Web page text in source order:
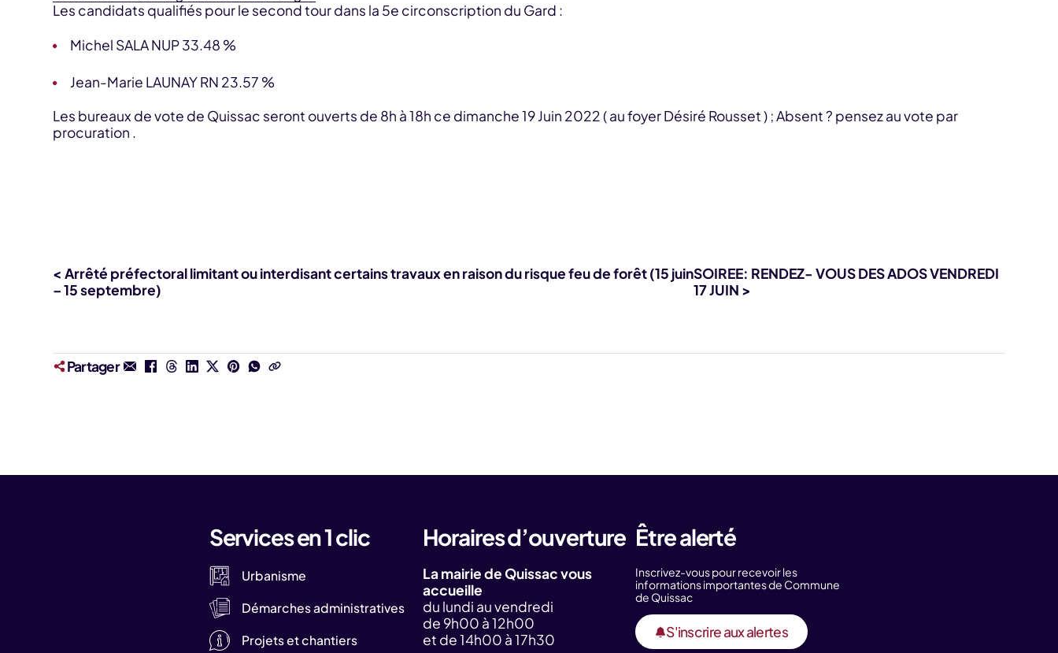
Les candidats qualifiés pour le second tour dans la 5e circonscription du Gard :
Michel SALA NUP 33.48 %
Jean-Marie LAUNAY RN 23.57 %
Les bureaux de vote de Quissac seront ouverts de 8h à 18h ce dimanche 19 Juin 2022 ( au foyer Désiré Rousset ) ; Absent ? pensez au vote par
procuration .
< Arrêté préfectoral limitant ou interdisant certains travaux en raison du risque feu de forêt (15 juin
– 15 septembre)
SOIREE: RENDEZ- VOUS DES ADOS VENDREDI
17 JUIN >
Partager
Services en 1 clic
Urbanisme
Démarches administratives
Projets et chantiers
Horaires d’ouverture
La mairie de Quissac vous
accueille
du lundi au vendredi
de 9h00 à 12h00
et de 14h00 à 17h30
Être alerté
Inscrivez-vous pour recevoir les
informations importantes de Commune
de Quissac
S'inscrire aux alertes